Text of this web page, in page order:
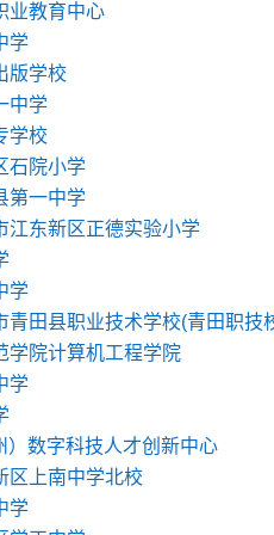
业教育中心
学
版学校
中学
学校
石院小学
第一中学
江东新区正德实验小学
学
青田县职业技术学校(青田职技
学院计算机工程学院
学
）数字科技人才创新中心
区上南中学北校
学